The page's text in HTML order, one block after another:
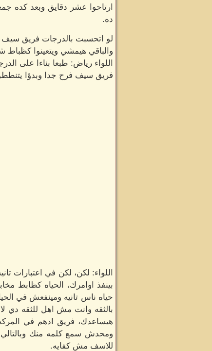
ارتاحوا عشر دقايق وبعد كده
ده.
لو اتحسبت بالدرجات فريق سيف
والباقي هيمشي ويتعينوا كظباط
اللواء رياض: طبعا بناءا على
فريق سيف فرح جدا وبدؤا
اللواء: لكن، لكن في
بينفذ اوامرك، الحياه كظابط
حياه ناس تانيه ومينفعش في
بالثقه وانت مش اهل للثقه دي
هيساعدك، فريق ادهم في
ومحدش سمع كلمه منك
للاسف مش كفايه.